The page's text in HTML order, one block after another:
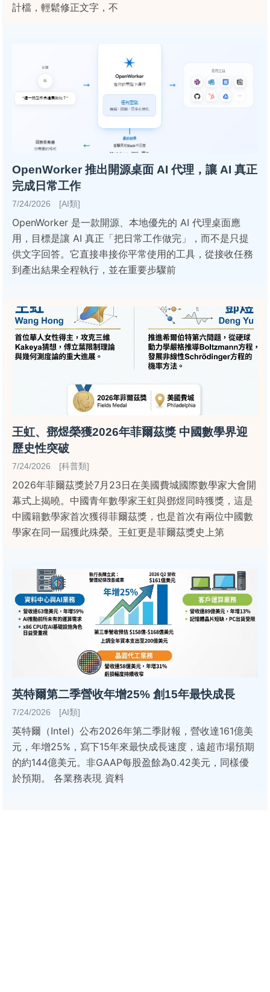
計檔，輕鬆修正文字，不
OpenWorker 推出開源桌面 AI 代理，讓 AI 真正
完成日常工作
7/24/2026 [AI類]
OpenWorker 是一款開源、本地優先的 AI 代理桌面應
用，目標是讓 AI 真正「把日常工作做完」，而不是只提
供文字回答。它直接串接你平常使用的工具，從接收任務
到產出結果全程執行，並在重要步驟前
王虹、鄧煜榮獲2026年菲爾茲獎 中國數學界迎
歷史性突破
7/24/2026 [科普類]
2026年菲爾茲獎於7月23日在美國費城國際數學家大會開
幕式上揭曉。中國青年數學家王虹與鄧煜同時獲獎，這是
中國籍數學家首次獲得菲爾茲獎，也是首次有兩位中國數
學家在同一屆獲此殊榮。王虹更是菲爾茲獎史上第
英特爾第二季營收年增25% 創15年最快成長
7/24/2026 [AI類]
英特爾（Intel）公布2026年第二季財報，營收達161億美
元，年增25%，寫下15年來最快成長速度，遠超市場預期
的約144億美元。非GAAP每股盈餘為0.42美元，同樣優
於預期。 各業務表現 資料